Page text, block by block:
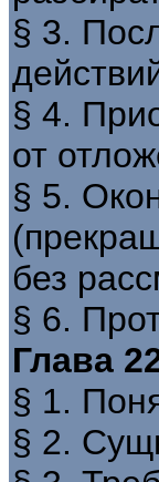
§ 3.
§ 4.
от
§ 5.
без
§ 6.
Глава
§ 1.
§ 2.